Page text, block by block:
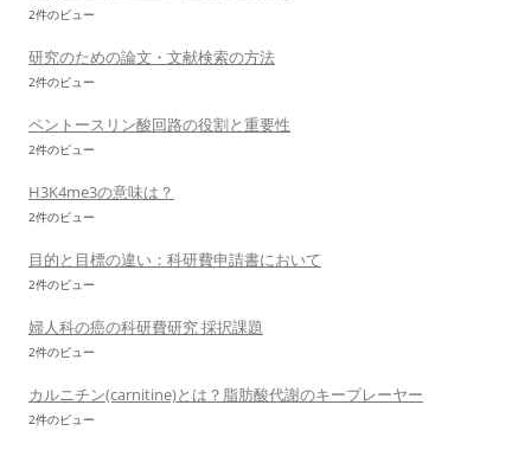
2件のビュー
研究のための論文・文献検索の方法
2件のビュー
ペントースリン酸回路の役割と重要性
2件のビュー
H3K4me3の意味は？
2件のビュー
目的と目標の違い：科研費申請書において
2件のビュー
婦人科の癌の科研費研究 採択課題
2件のビュー
カルニチン(carnitine)とは？脂肪酸代謝のキープレーヤー
2件のビュー